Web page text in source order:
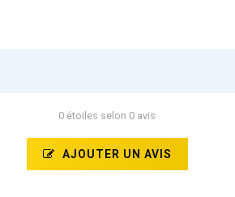
0 étoiles selon 0 avis
AJOUTER UN AVIS